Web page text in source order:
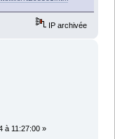
IP archivée
à 11:27:00 »